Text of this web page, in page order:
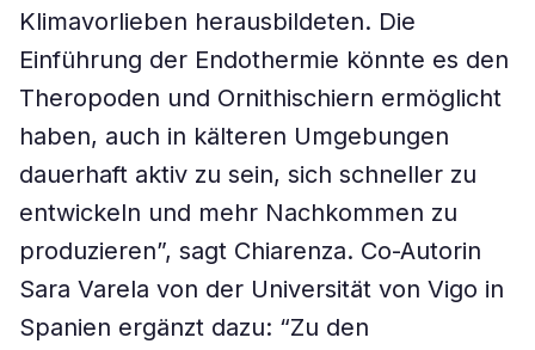
Klimavorlieben herausbildeten. Die
Einführung der Endothermie könnte es den
Theropoden und Ornithischiern ermöglicht
haben, auch in kälteren Umgebungen
dauerhaft aktiv zu sein, sich schneller zu
entwickeln und mehr Nachkommen zu
produzieren”, sagt Chiarenza. Co-Autorin
Sara Varela von der Universität von Vigo in
Spanien ergänzt dazu: “Zu den